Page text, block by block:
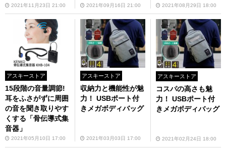
2021年11月23日 21:00 2021年09月16日 21:00 2021年08月29日 18:00
アスキーストア
15段階の音量調節!
耳をふさがずに周囲
の音を聞き取りやす
くする「骨伝導式集
音器」
2021年05月10日 17:00
アスキーストア
収納力と機能性が魅
力！ USBポート付
きメガボディバッグ
2021年03月03日 17:00
アスキーストア
コスパの高さも魅
力！ USBポート付
きメガボディバッグ
2021年02月24日 18:00